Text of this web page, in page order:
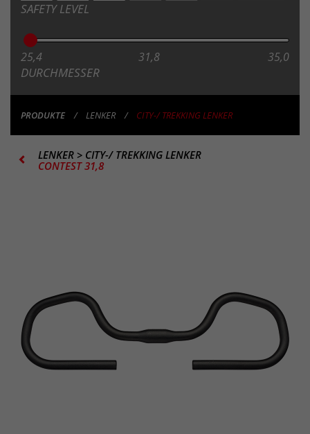
SAFETY LEVEL
25,4 31,8 35,0
DURCHMESSER
PRODUKTE LENKER CITY-/ TREKKING LENKER
LENKER > CITY-/ TREKKING LENKER
CONTEST 31,8